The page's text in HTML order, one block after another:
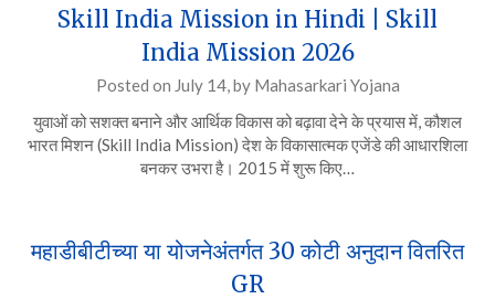
Skill India Mission in Hindi | Skill
India Mission 2026
Posted on July 14,by Mahasarkari Yojana
युवाओं को सशक्त बनाने और आर्थिक विकास को बढ़ावा देने के प्रयास में, कौशल
भारत मिशन (Skill India Mission) देश के विकासात्मक एजेंडे की आधारशिला
बनकर उभरा है। 2015 में शुरू किए…
महाडीबीटीच्या या योजनेअंतर्गत 30 कोटी अनुदान वितरित
GR